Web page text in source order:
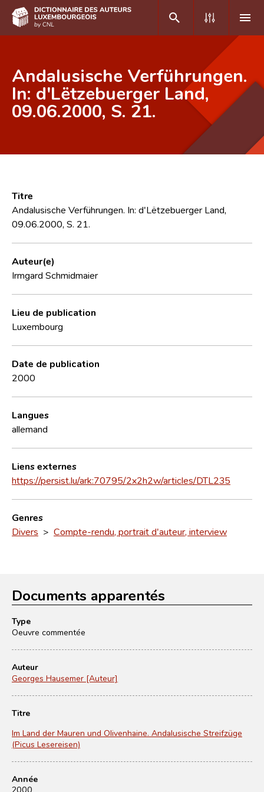
DE FR
Accueil
Recherche avancée
CNL
Équipe scientifique
Andalusische Verführungen.
In: d'Lëtzebuerger Land,
09.06.2000, S. 21.
Titre
Andalusische Verführungen. In: d'Lëtzebuerger Land,
09.06.2000, S. 21.
Auteur(e)
Irmgard Schmidmaier
Lieu de publication
Luxembourg
Date de publication
2000
Langues
allemand
Liens externes
https://persist.lu/ark:70795/2x2h2w/articles/DTL235
Genres
Divers > Compte-rendu, portrait d'auteur, interview
Documents apparentés
Type
Oeuvre commentée
Auteur
Georges Hausemer [Auteur]
Titre
Im Land der Mauren und Olivenhaine. Andalusische Streifzüge
(Picus Lesereisen)
Année
2000